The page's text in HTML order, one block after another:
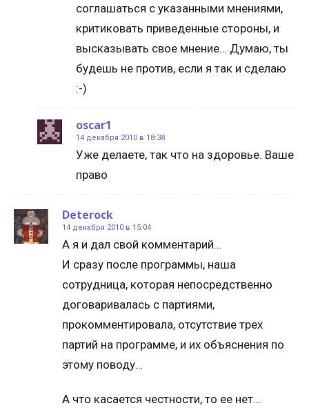
соглашаться с указанными мнениями,
критиковать приведенные стороны, и
высказывать свое мнение… Думаю, ты
будешь не против, если я так и сделаю
:-)
oscar1
14 декабря 2010 в 18:38
Уже делаете, так что на здоровье. Ваше
право
Deterock
14 декабря 2010 в 15:04
А я и дал свой комментарий…
И сразу после программы, наша
сотрудница, которая непосредственно
договаривалась с партиями,
прокомментировала, отсутствие трех
партий на программе, и их объяснения по
этому поводу…
А что касается честности, то ее нет…